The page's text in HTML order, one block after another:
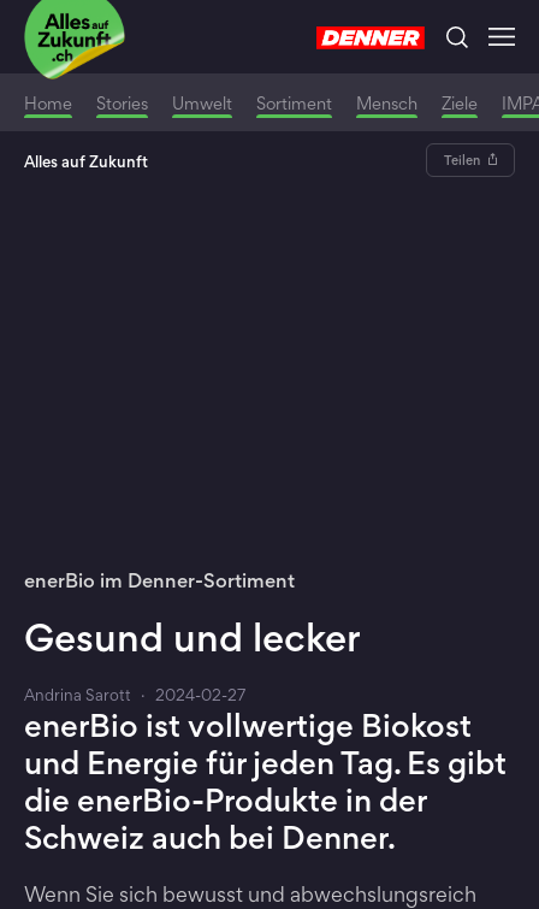
Home Stories Umwelt Sortiment Mensch Ziele
Alles auf Zukunft Teilen
enerBio im Denner-Sortiment
Gesund und lecker
Andrina Sarott · 2024-02-27
enerBio ist vollwertige Biokost
und Energie für jeden Tag. Es gibt
die enerBio-Produkte in der
Schweiz auch bei Denner.
Wenn Sie sich bewusst und abwechslungsreich